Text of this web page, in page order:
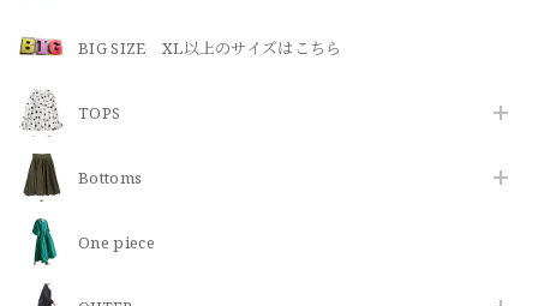
BIG SIZE XL以上のサイズはこちら
TOPS
Bottoms
One piece